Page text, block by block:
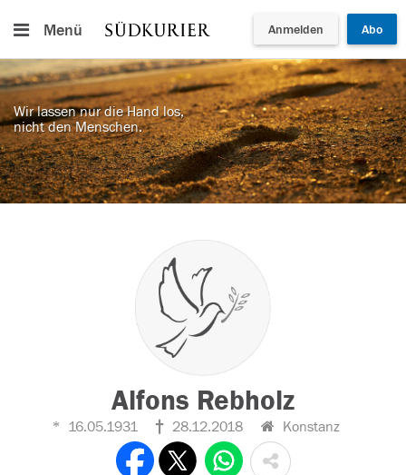
Menü Anmelden Abo
Wir lassen nur die Hand los,
nicht den Menschen.
Alfons Rebholz
16.05.1931 28.12.2018 Konstanz